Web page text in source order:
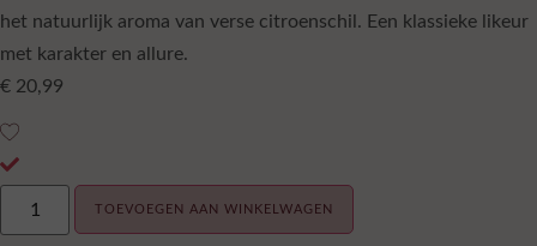
het natuurlijk aroma van verse citroenschil. Een klassieke likeur
met karakter en allure.
€ 20,99
TOEVOEGEN AAN WINKELWAGEN